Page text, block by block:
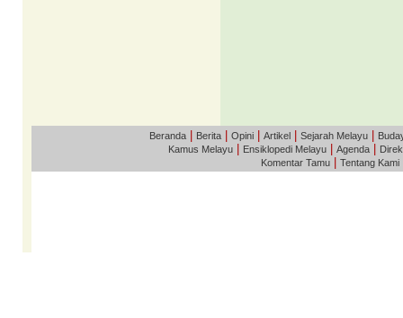
Beranda Berita Opini Artikel Sejarah Melayu
Kamus Melayu
Ensiklopedi Melayu Agenda
Komentar Tamu
Tentang Kami